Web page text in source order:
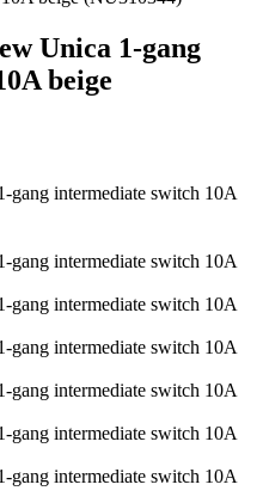
Unica 1-gang
beige